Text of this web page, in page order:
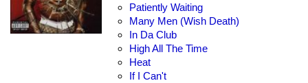
Patiently Waiting
Many Men (Wish Death)
In Da Club
High All The Time
Heat
If I Can't